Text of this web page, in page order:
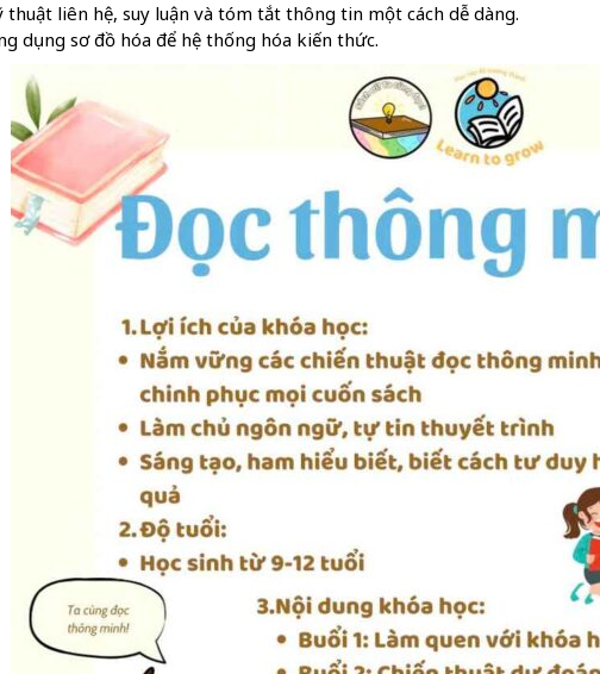
thuật liên hệ, suy luận và tóm tắt thông tin một cách dễ dàng.
dụng sơ đồ hóa để hệ thống hóa kiến thức.